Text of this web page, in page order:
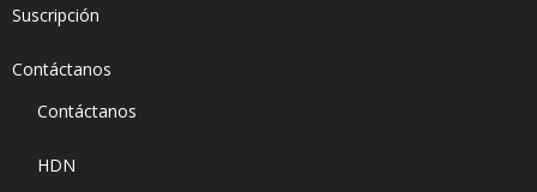
Suscripción
Contáctanos
Contáctanos
HDN